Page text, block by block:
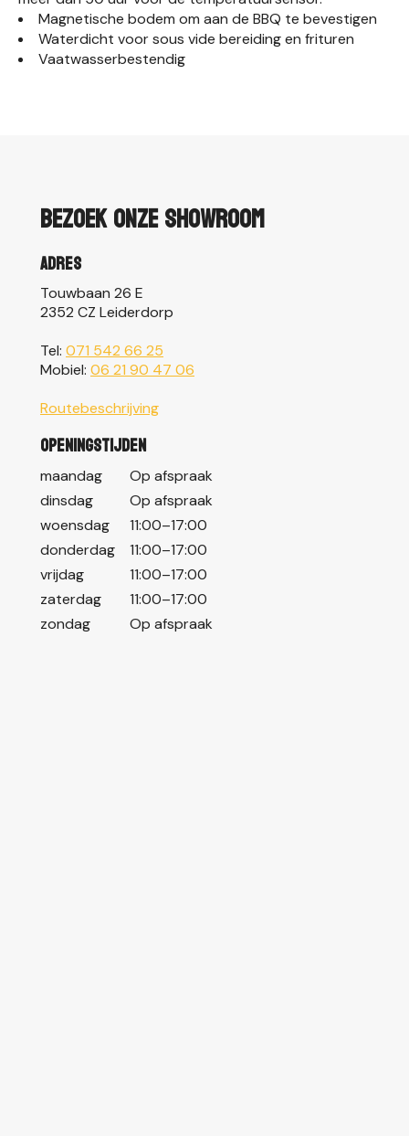
Magnetische bodem om aan de BBQ te bevestigen
Waterdicht voor sous vide bereiding en frituren
Vaatwasserbestendig
Bezoek onze showroom
Adres
Touwbaan 26 E
2352 CZ Leiderdorp
Tel: 071 542 66 25
Mobiel: 06 21 90 47 06
Routebeschrijving
Openingstijden
maandag
Op afspraak
dinsdag
Op afspraak
woensdag
11:00–17:00
donderdag
11:00–17:00
vrijdag
11:00–17:00
zaterdag
11:00–17:00
zondag
Op afspraak